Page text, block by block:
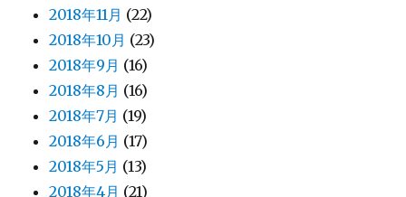
2018年11月 (22)
2018年10月 (23)
2018年9月 (16)
2018年8月 (16)
2018年7月 (19)
2018年6月 (17)
2018年5月 (13)
2018年4月 (21)